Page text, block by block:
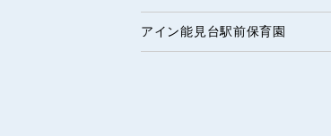
アイン能見台駅前保育園